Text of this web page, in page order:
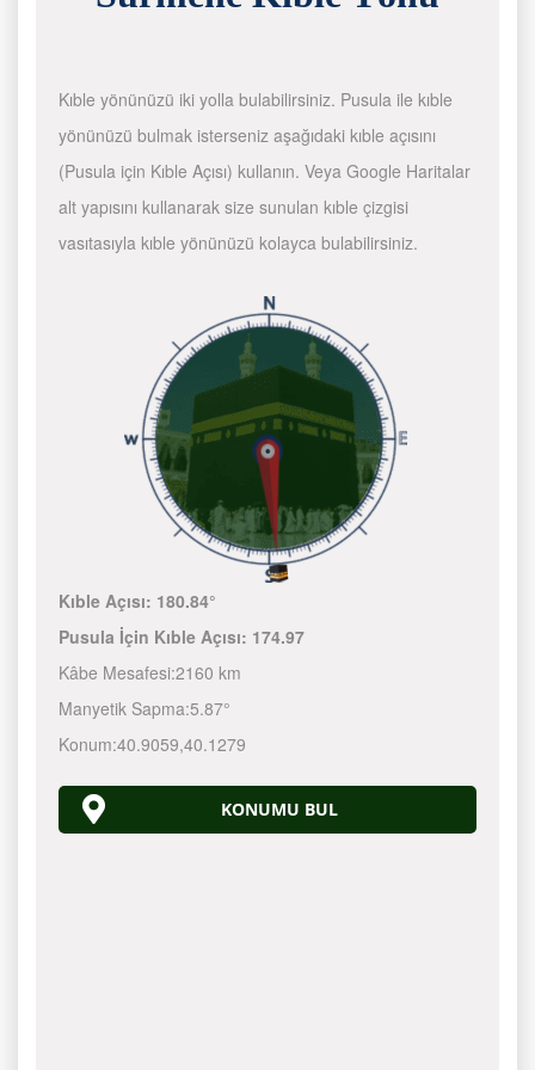
Kıble yönünüzü iki yolla bulabilirsiniz. Pusula ile kıble
yönünüzü bulmak isterseniz aşağıdaki kıble açısını
(Pusula için Kıble Açısı) kullanın. Veya Google Haritalar
alt yapısını kullanarak size sunulan kıble çizgisi
vasıtasıyla kıble yönünüzü kolayca bulabilirsiniz.
Kıble Açısı: 180.84°
Pusula İçin Kıble Açısı: 174.97
Kâbe Mesafesi:2160 km
Manyetik Sapma:5.87°
Konum:40.9059,40.1279
KONUMU BUL